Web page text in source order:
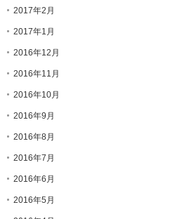
2017年2月
2017年1月
2016年12月
2016年11月
2016年10月
2016年9月
2016年8月
2016年7月
2016年6月
2016年5月